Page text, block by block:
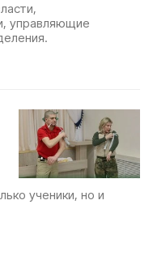
управляющие
ученики, но и